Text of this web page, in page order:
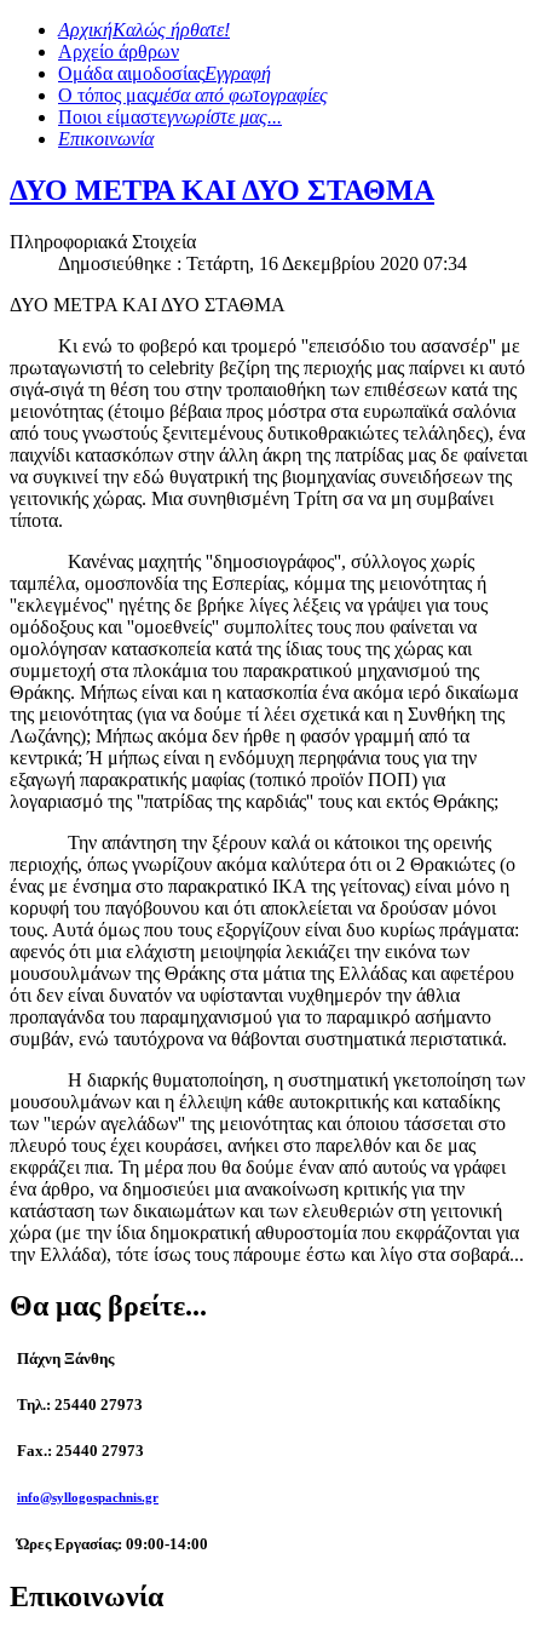
ΑρχικήΚαλώς ήρθατε!
Αρχείο άρθρων
Ομάδα αιμοδοσίαςΕγγραφή
Ο τόπος μαςμέσα από φωτογραφίες
Ποιοι είμαστεγνωρίστε μας...
Επικοινωνία
ΔΥΟ ΜΕΤΡΑ ΚΑΙ ΔΥΟ ΣΤΑΘΜΑ
Πληροφοριακά Στοιχεία
Δημοσιεύθηκε : Τετάρτη, 16 Δεκεμβρίου 2020 07:34
ΔΥΟ ΜΕΤΡΑ ΚΑΙ ΔΥΟ ΣΤΑΘΜΑ
Κι ενώ το φοβερό και τρομερό ''επεισόδιο του ασανσέρ'' με
πρωταγωνιστή το celebrity βεζίρη της περιοχής μας παίρνει κι αυτό
σιγά-σιγά τη θέση του στην τροπαιοθήκη των επιθέσεων κατά της
μειονότητας (έτοιμο βέβαια προς μόστρα στα ευρωπαϊκά σαλόνια
από τους γνωστούς ξενιτεμένους δυτικοθρακιώτες τελάληδες), ένα
παιχνίδι κατασκόπων στην άλλη άκρη της πατρίδας μας δε φαίνεται
να συγκινεί την εδώ θυγατρική της βιομηχανίας συνειδήσεων της
γειτονικής χώρας. Μια συνηθισμένη Τρίτη σα να μη συμβαίνει
τίποτα.
Κανένας μαχητής ''δημοσιογράφος'', σύλλογος χωρίς
ταμπέλα, ομοσπονδία της Εσπερίας, κόμμα της μειονότητας ή
''εκλεγμένος'' ηγέτης δε βρήκε λίγες λέξεις να γράψει για τους
ομόδοξους και ''ομοεθνείς'' συμπολίτες τους που φαίνεται να
ομολόγησαν κατασκοπεία κατά της ίδιας τους της χώρας και
συμμετοχή στα πλοκάμια του παρακρατικού μηχανισμού της
Θράκης. Μήπως είναι και η κατασκοπία ένα ακόμα ιερό δικαίωμα
της μειονότητας (για να δούμε τί λέει σχετικά και η Συνθήκη της
Λωζάνης); Μήπως ακόμα δεν ήρθε η φασόν γραμμή από τα
κεντρικά; Ή μήπως είναι η ενδόμυχη περηφάνια τους για την
εξαγωγή παρακρατικής μαφίας (τοπικό προϊόν ΠΟΠ) για
λογαριασμό της ''πατρίδας της καρδιάς'' τους και εκτός Θράκης;
Την απάντηση την ξέρουν καλά οι κάτοικοι της ορεινής
περιοχής, όπως γνωρίζουν ακόμα καλύτερα ότι οι 2 Θρακιώτες (ο
ένας με ένσημα στο παρακρατικό ΙΚΑ της γείτονας) είναι μόνο η
κορυφή του παγόβουνου και ότι αποκλείεται να δρούσαν μόνοι
τους. Αυτά όμως που τους εξοργίζουν είναι δυο κυρίως πράγματα:
αφενός ότι μια ελάχιστη μειοψηφία λεκιάζει την εικόνα των
μουσουλμάνων της Θράκης στα μάτια της Ελλάδας και αφετέρου
ότι δεν είναι δυνατόν να υφίστανται νυχθημερόν την άθλια
προπαγάνδα του παραμηχανισμού για το παραμικρό ασήμαντο
συμβάν, ενώ ταυτόχρονα να θάβονται συστηματικά περιστατικά.
Η διαρκής θυματοποίηση, η συστηματική γκετοποίηση των
μουσουλμάνων και η έλλειψη κάθε αυτοκριτικής και καταδίκης
των ''ιερών αγελάδων'' της μειονότητας και όποιου τάσσεται στο
πλευρό τους έχει κουράσει, ανήκει στο παρελθόν και δε μας
εκφράζει πια. Τη μέρα που θα δούμε έναν από αυτούς να γράφει
ένα άρθρο, να δημοσιεύει μια ανακοίνωση κριτικής για την
κατάσταση των δικαιωμάτων και των ελευθεριών στη γειτονική
χώρα (με την ίδια δημοκρατική αθυροστομία που εκφράζονται για
την Ελλάδα), τότε ίσως τους πάρουμε έστω και λίγο στα σοβαρά...
Θα μας βρείτε...
Πάχνη Ξάνθης
Τηλ.: 25440 27973
Fax.: 25440 27973
info@syllogospachnis.gr
Ώρες Εργασίας: 09:00-14:00
Επικοινωνία